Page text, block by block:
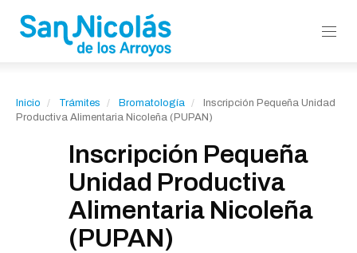
Inicio Trámites Bromatología
Inscripción Pequeña Unidad
Productiva Alimentaria Nicoleña (PUPAN)
Inscripción Pequeña
Unidad Productiva
Alimentaria Nicoleña
(PUPAN)